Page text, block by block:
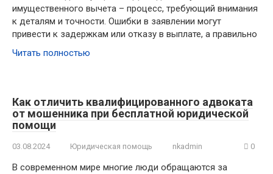
имущественного вычета – процесс, требующий внимания
к деталям и точности. Ошибки в заявлении могут
привести к задержкам или отказу в выплате, а правильно
Читать полностью
Как отличить квалифицированного адвоката
от мошенника при бесплатной юридической
помощи
03.08.2024 Юридическая помощь nkadmin 0
В современном мире многие люди обращаются за